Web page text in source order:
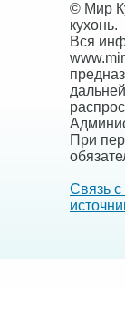
© Мир
кухонь.
Вся
При
Связь